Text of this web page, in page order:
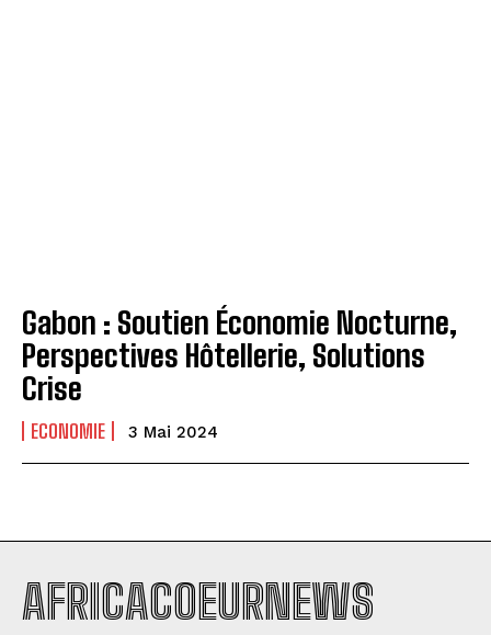
Gabon : Soutien Économie Nocturne,
Perspectives Hôtellerie, Solutions
Crise
ECONOMIE 3 Mai 2024
AFRICACOEURNEWS